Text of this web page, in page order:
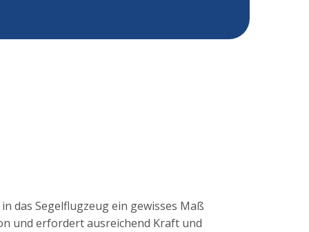
das Segelflugzeug ein gewisses Maß
und erfordert ausreichend Kraft und